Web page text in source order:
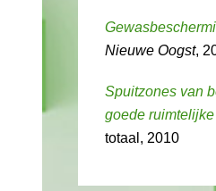
Nieuwe Oogst,
Spuitzones van
goede
totaal, 2010